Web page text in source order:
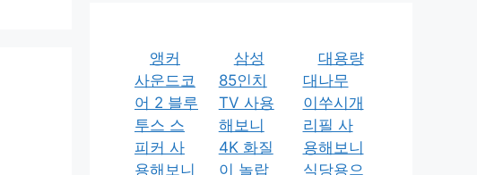
앵커
사운드코
어 2 블루
투스 스
피커 사
용해보니
삼성
85인치
TV 사용
해보니
4K 화질
이 놀랍
대용량
대나무
이쑤시개
리필 사
용해보니
식당용으